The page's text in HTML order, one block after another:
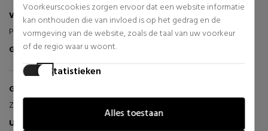
Voorkeurscookies zorgen ervoor dat een website informatie
kan onthouden die van invloed is op het gedrag en de
vormgeving van de website, zoals de taal van uw voorkeur
of de regio waar u woont.
Statistieken
hoe bezoekers omgaan met websites door anoniem
informatie te verzamelen en te rapporteren.
Alles toestaan
Veronique S 23-05-2026
Perfect
Goed
Geverifieerde Koper
Grattepanche B
Zeer goed en perfecte levertijd.
Uitstekend